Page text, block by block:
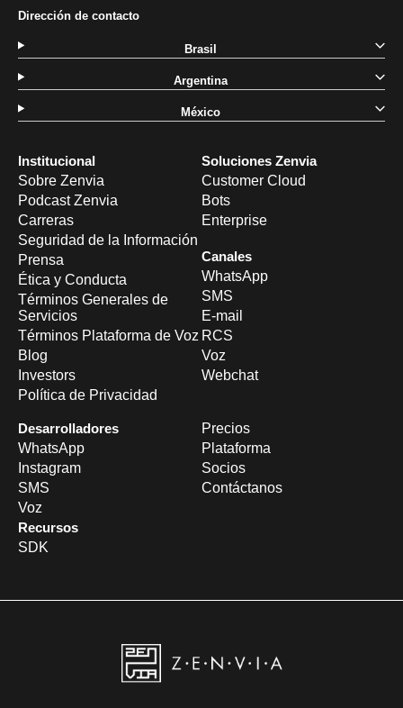
Institucional
Sobre Zenvia
Podcast Zenvia
Carreras
Seguridad de la Información
Prensa
Ética y Conducta
Términos Generales de
Servicios
Términos Plataforma de Voz
Blog
Investors
Política de Privacidad
Soluciones Zenvia
Customer Cloud
Bots
Enterprise
Canales
WhatsApp
SMS
E-mail
RCS
Voz
Webchat
Desarrolladores
WhatsApp
Instagram
SMS
Voz
Recursos
SDK
Precios
Plataforma
Socios
Contáctanos
Dirección de contacto
Brasil
Argentina
México